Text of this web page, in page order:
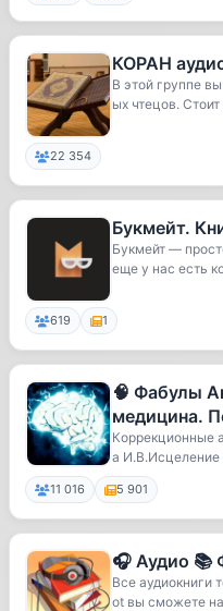
КОРАН
В этой группе
ых чтецов.
22 354
Букмейт.
Букмейт —
еще у нас есть
619 1
🧠 Фабулы
медицина.
Коррекционные
а И.В.Исцеление
и...
11 016 5 901
🎧 Аудио 📚
Все аудиокниги
ot вы сможете